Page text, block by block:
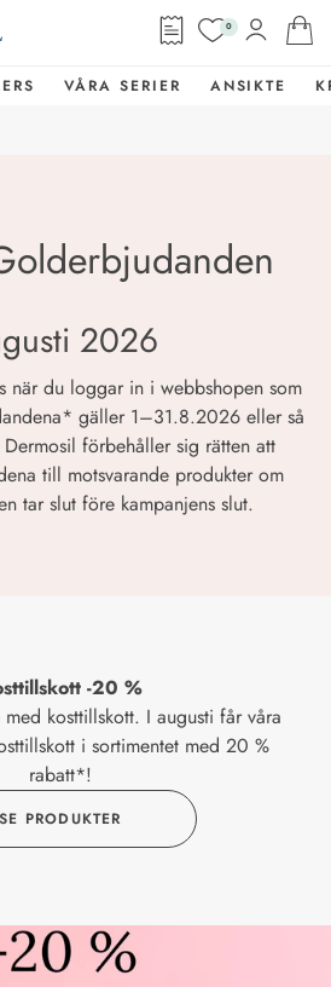
0
VÅRA SERIER ANSIKTE
2026
när du loggar in i webbshopen som
gäller 1–31.8.2026 eller så
förbehåller sig rätten att
till motsvarande produkter om
tar slut före kampanjens slut.
-20 %
kosttillskott. I augusti får våra
i sortimentet med 20 %
rabatt*!
SE PRODUKTER